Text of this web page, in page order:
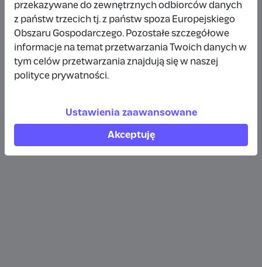
Wpłata anonimowa
10 zł rok temu
Wpłata anonimowa
Zobacz więcej
przekazywane do zewnętrznych odbiorców danych
z państw trzecich tj. z państw spoza Europejskiego
Obszaru Gospodarczego. Pozostałe szczegółowe
informacje na temat przetwarzania Twoich danych w
tym celów przetwarzania znajdują się w naszej
polityce prywatności.
Ustawienia zaawansowane
Akceptuję